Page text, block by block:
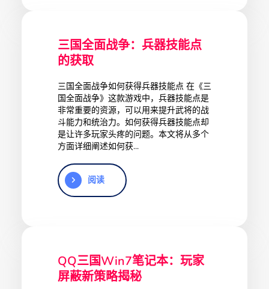
三国全面战争：兵器技能点
的获取
三国全面战争如何获得兵器技能点 在《三
国全面战争》这款游戏中，兵器技能点是
非常重要的资源，可以用来提升武将的战
斗能力和统治力。如何获得兵器技能点却
是让许多玩家头疼的问题。本文将从多个
方面详细阐述如何获...
阅读
QQ三国Win7笔记本：玩家
屏蔽新策略揭秘